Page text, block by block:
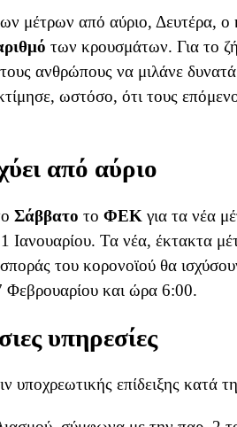
μέτρων από αύριο, Δευτέρα, ο
των κρουσμάτων. Για το
ανθρώπους να μιλάνε
ωστόσο, ότι τους
από αύριο
Σάββατο το ΦΕΚ για τα νέα
Ιανουαρίου. Τα νέα, έκτακτα
του κορονοϊού θα
Φεβρουαρίου και ώρα 6:00.
υπηρεσίες
υποχρεωτικής επίδειξης κατά